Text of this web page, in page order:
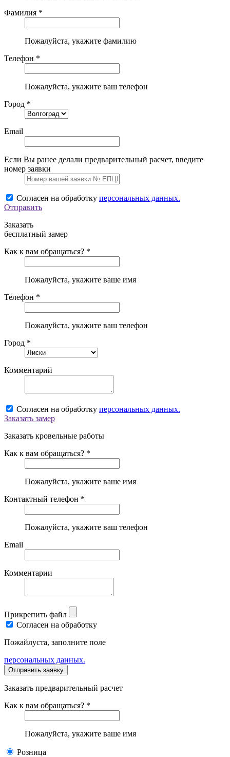
Фамилия *
Пожалуйста, укажите фамилию
Телефон *
Пожалуйста, укажите ваш телефон
Город *
Email
Если Вы ранее делали предварительный расчет, введите
номер заявки
Согласен на обработку персональных данных.
Отправить
Заказать
бесплатный замер
Как к вам обращаться? *
Пожалуйста, укажите ваше имя
Телефон *
Пожалуйста, укажите ваш телефон
Город *
Комментарий
Согласен на обработку персональных данных.
Заказать замер
Заказать кровельные работы
Как к вам обращаться? *
Пожалуйста, укажите ваше имя
Контактный телефон *
Пожалуйста, укажите ваш телефон
Email
Комментарии
Прикрепить файл
Согласен на обработку
Пожайлуста, заполните поле
персональных данных.
Заказать предварительный расчет
Как к вам обращаться? *
Пожалуйста, укажите ваше имя
Розница